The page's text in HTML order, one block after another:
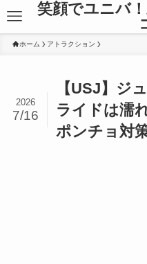
笑顔でユニバ
ホーム アトラクション
【USJ】ジ
ライドは濡
ポンチョ対
2026
7/16